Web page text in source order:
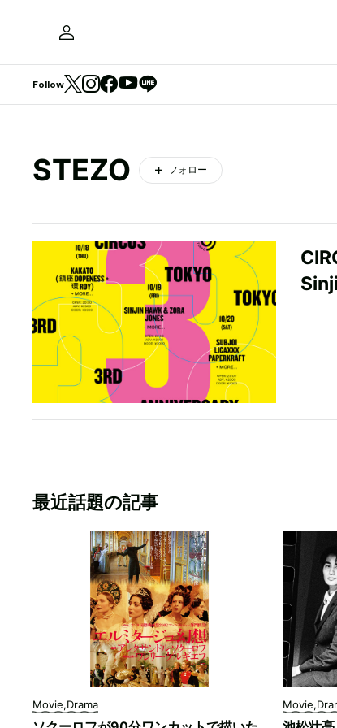
Follow
STEZO フォロー
最近話題の記事
Movie,Drama